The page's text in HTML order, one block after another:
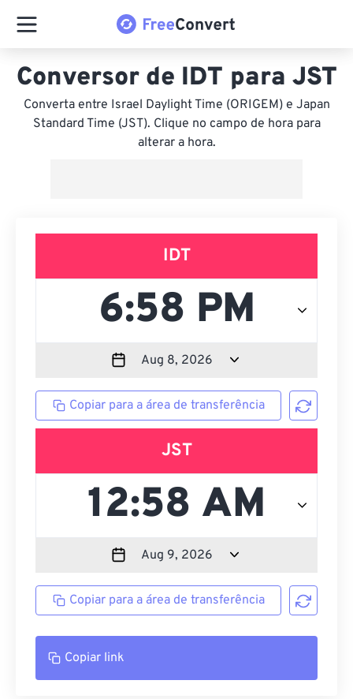
Conversor de IDT para JST
Converta entre Israel Daylight Time (ORIGEM) e Japan
Standard Time (JST). Clique no campo de hora para
alterar a hora.
IDT
Copiar para a área de transferência
JST
Copiar para a área de transferência
Copiar link